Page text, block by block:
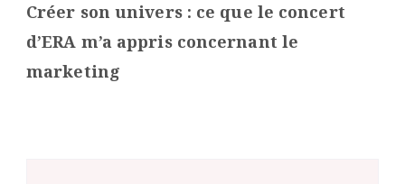
Créer son univers : ce que le concert
d’ERA m’a appris concernant le
marketing